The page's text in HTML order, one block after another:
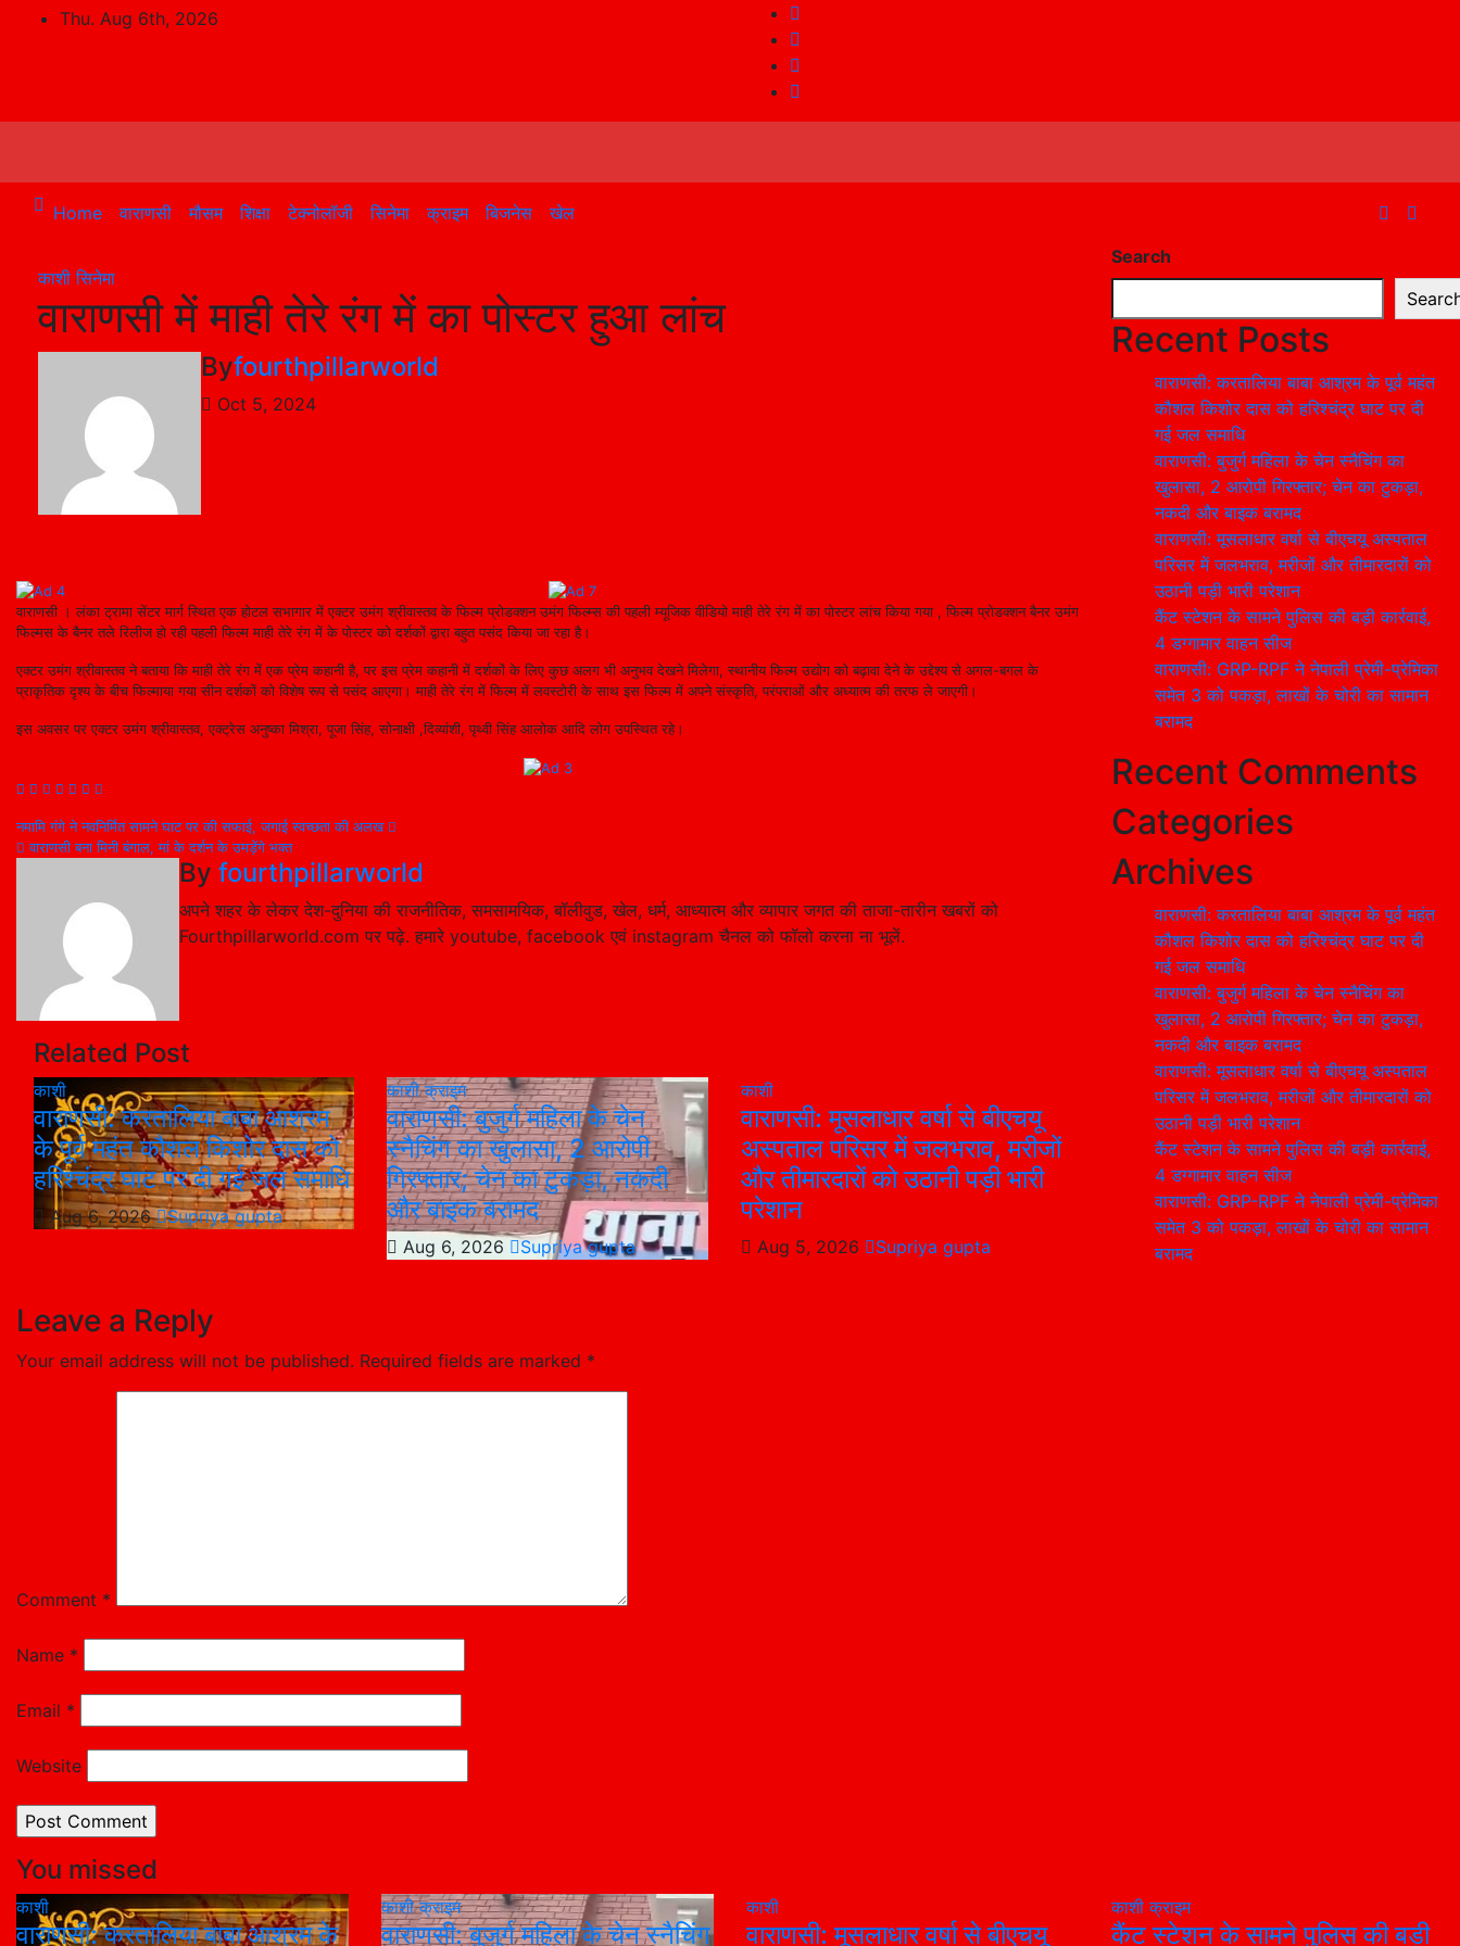
Thu. Aug 6th, 2026
Home वाराणसी मौसम शिक्षा टेक्नोलॉजी सिनेमा क्राइम बिजनेस खेल
काशीसिनेमा
वाराणसी में माही तेरे रंग में का पोस्टर हुआ लांच
Byfourthpillarworld
Oct 5, 2024
वाराणसी । लंका ट्रामा सेंटर मार्ग स्थित एक होटल सभागार में एक्टर उमंग श्रीवास्तव के फिल्म प्रोडक्शन उमंग फिल्म्स की पहली म्यूजिक वीडियो माही तेरे रंग में का पोस्टर लांच किया गया , फिल्म प्रोडक्शन बैनर उमंग
फिल्मस के बैनर तले रिलीज हो रही पहली फिल्म माही तेरे रंग में के पोस्टर को दर्शकों द्वारा बहुत पसंद किया जा रहा है।
एक्टर उमंग श्रीवास्तव ने बताया कि माही तेरे रंग में एक प्रेम कहानी है, पर इस प्रेम कहानी में दर्शकों के लिए कुछ अलग भी अनुभव देखने मिलेगा, स्थानीय फिल्म उद्योग को बढ़ावा देने के उद्देश्य से अगल-बगल के
प्राकृतिक दृश्य के बीच फिल्माया गया सीन दर्शकों को विशेष रूप से पसंद आएगा। माही तेरे रंग में फिल्म में लवस्टोरी के साथ इस फिल्म में अपने संस्कृति, परंपराओं और अध्यात्म की तरफ ले जाएगी।
इस अवसर पर एक्टर उमंग श्रीवास्तव, एक्ट्रेस अनुष्का मिश्रा, पूजा सिंह, सोनाक्षी ,दिव्यांशी, पृथ्वी सिंह आलोक आदि लोग उपस्थित रहे।
Post
navigation
नमामि गंगे ने नवनिर्मित सामने घाट पर की सफाई, जगाई स्वच्छता की अलख
वाराणसी बना मिनी बंगाल, मां के दर्शन के उमड़ेंगे भक्त
By fourthpillarworld
अपने शहर के लेकर देश-दुनिया की राजनीतिक, समसामयिक, बॉलीवुड, खेल, धर्म, आध्यात्म और व्यापार जगत की ताजा-तारीन खबरों को
Fourthpillarworld.com पर पढ़े. हमारे youtube, facebook एवं instagram चैनल को फॉलो करना ना भूलें.
Related Post
काशी
वाराणसी: करतालिया बाबा आश्रम
के पूर्व महंत कौशल किशोर दास को
हरिश्चंद्र घाट पर दी गई जल समाधि
Aug 6, 2026 Supriya gupta
काशीक्राइम
वाराणसी: बुजुर्ग महिला के चेन
स्नैचिंग का खुलासा, 2 आरोपी
गिरफ्तार; चेन का टुकड़ा, नकदी
और बाइक बरामद
Aug 6, 2026 Supriya gupta
काशी
वाराणसी: मूसलाधार वर्षा से बीएचयू
अस्पताल परिसर में जलभराव, मरीजों
और तीमारदारों को उठानी पड़ी भारी
परेशान
Aug 5, 2026 Supriya gupta
Leave a Reply
Your email address will not be published. Required fields are marked *
Comment *
Name *
Email *
Website
Search
Recent Posts
वाराणसी: करतालिया बाबा आश्रम के पूर्व महंत
कौशल किशोर दास को हरिश्चंद्र घाट पर दी
गई जल समाधि
वाराणसी: बुजुर्ग महिला के चेन स्नैचिंग का
खुलासा, 2 आरोपी गिरफ्तार; चेन का टुकड़ा,
नकदी और बाइक बरामद
वाराणसी: मूसलाधार वर्षा से बीएचयू अस्पताल
परिसर में जलभराव, मरीजों और तीमारदारों को
उठानी पड़ी भारी परेशान
कैंट स्टेशन के सामने पुलिस की बड़ी कार्रवाई,
4 डग्गामार वाहन सीज
वाराणसी: GRP-RPF ने नेपाली प्रेमी-प्रेमिका
समेत 3 को पकड़ा, लाखों के चोरी का सामान
बरामद
Recent Comments
Categories
Archives
वाराणसी: करतालिया बाबा आश्रम के पूर्व महंत
कौशल किशोर दास को हरिश्चंद्र घाट पर दी
गई जल समाधि
वाराणसी: बुजुर्ग महिला के चेन स्नैचिंग का
खुलासा, 2 आरोपी गिरफ्तार; चेन का टुकड़ा,
नकदी और बाइक बरामद
वाराणसी: मूसलाधार वर्षा से बीएचयू अस्पताल
परिसर में जलभराव, मरीजों और तीमारदारों को
उठानी पड़ी भारी परेशान
कैंट स्टेशन के सामने पुलिस की बड़ी कार्रवाई,
4 डग्गामार वाहन सीज
वाराणसी: GRP-RPF ने नेपाली प्रेमी-प्रेमिका
समेत 3 को पकड़ा, लाखों के चोरी का सामान
बरामद
You missed
काशी
वाराणसी: करतालिया बाबा आश्रम के
काशीक्राइम
वाराणसी: बुजुर्ग महिला के चेन स्नैचिंग
काशी
वाराणसी: मूसलाधार वर्षा से बीएचयू
काशीक्राइम
कैंट स्टेशन के सामने पुलिस की बड़ी